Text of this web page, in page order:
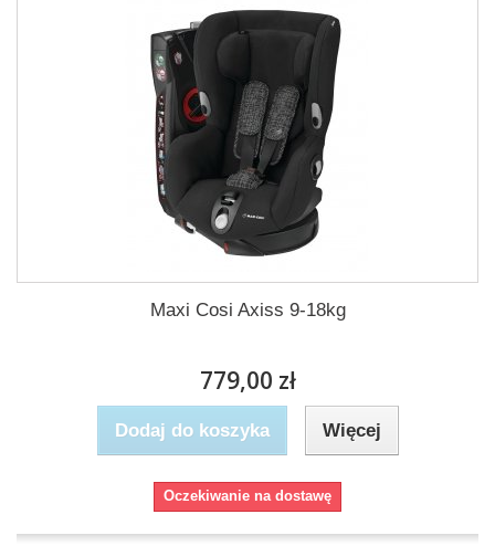
Maxi Cosi Axiss 9-18kg
779,00 zł
Dodaj do koszyka Więcej
Oczekiwanie na dostawę